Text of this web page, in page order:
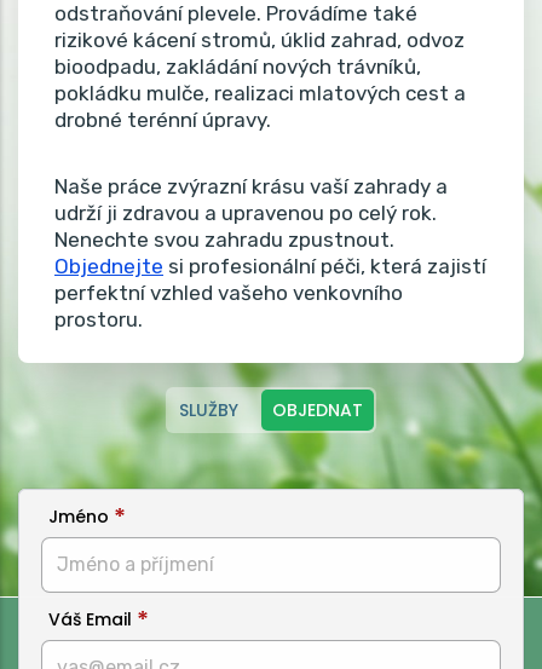
odstraňování plevele. Provádíme také
rizikové kácení stromů, úklid zahrad, odvoz
bioodpadu, zakládání nových trávníků,
pokládku mulče, realizaci mlatových cest a
drobné terénní úpravy.
Naše práce zvýrazní krásu vaší zahrady a
udrží ji zdravou a upravenou po celý rok.
Nenechte svou zahradu zpustnout.
Objednejte si profesionální péči, která zajistí
perfektní vzhled vašeho venkovního
prostoru.
SLUŽBY OBJEDNAT
Jméno
Váš Email